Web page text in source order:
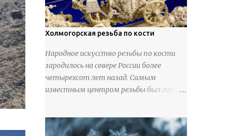
Холмогорская резьба по кости
Народное искусство резьбы по кости
зародилось на севере России более
четырехсот лет назад. Самым
известным центром резьбы был город
служили кости тюленей, рыб и моржей.